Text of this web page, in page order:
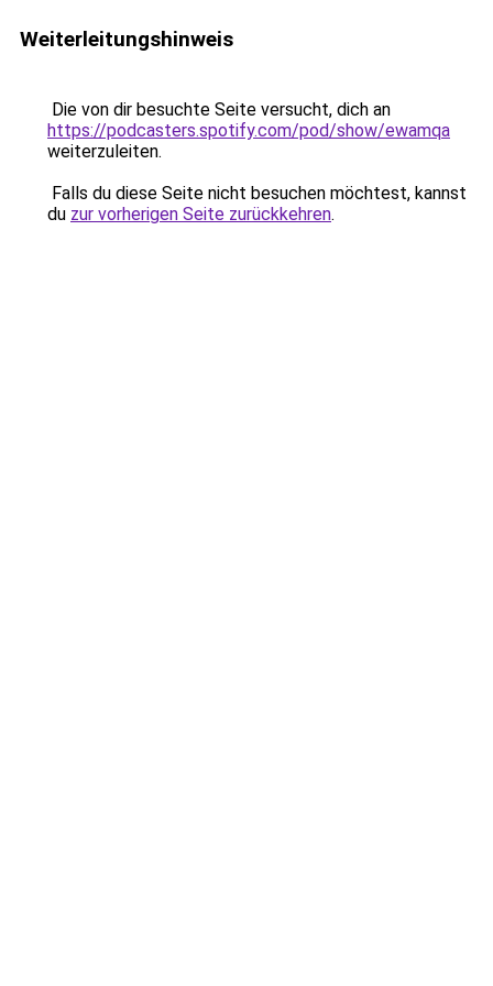
Weiterleitungshinweis
Die von dir besuchte Seite versucht, dich an
https://podcasters.spotify.com/pod/show/ewamqa
weiterzuleiten.
Falls du diese Seite nicht besuchen möchtest, kannst
du zur vorherigen Seite zurückkehren.